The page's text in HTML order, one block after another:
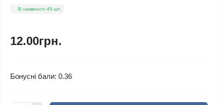
В наявності 45 шт.
12.00грн.
Бонусні бали: 0.36